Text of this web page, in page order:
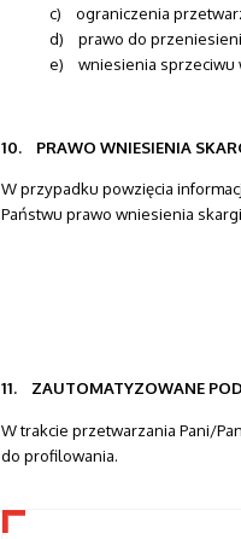
c) ograniczenia
d) prawo do
e) wniesienia sprzeciwu
10. PRAWO WNIESIENIA
W przypadku powzięcia
Państwu prawo wniesienia
11. ZAUTOMATYZOWANE
W trakcie przetwarzania Pani/
do profilowania.